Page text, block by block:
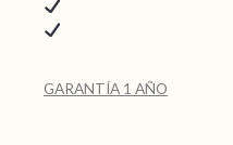
GARANTÍA 1 AÑO